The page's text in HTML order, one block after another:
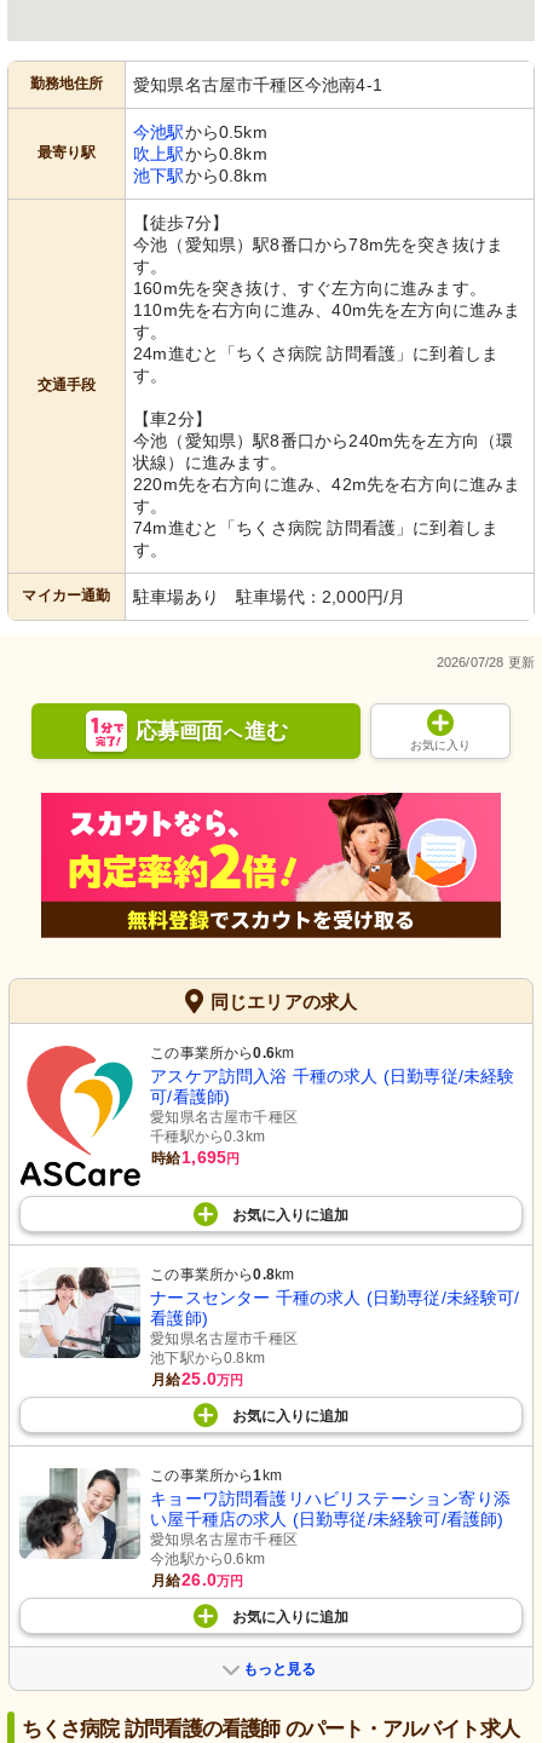
勤務地住所 愛知県名古屋市千種区今池南4-1
最寄り駅
今池駅から0.5km
吹上駅から0.8km
池下駅から0.8km
交通手段
【徒歩7分】
今池（愛知県）駅8番口から78m先を突き抜けま
す。
160m先を突き抜け、すぐ左方向に進みます。
110m先を右方向に進み、40m先を左方向に進みま
す。
24m進むと「ちくさ病院 訪問看護」に到着しま
す。
【車2分】
今池（愛知県）駅8番口から240m先を左方向（環
状線）に進みます。
220m先を右方向に進み、42m先を右方向に進みま
す。
74m進むと「ちくさ病院 訪問看護」に到着しま
す。
マイカー通勤 駐車場あり 駐車場代：2,000円/月
2026/07/28 更新
応募画面へ進む
お気に入り
同じエリアの求人
この事業所から0.6km
アスケア訪問入浴 千種の求人 (日勤専従/未経験
可/看護師)
愛知県名古屋市千種区
千種駅から0.3km
時給1,695円
お気に入り に追加
この事業所から0.8km
ナースセンター 千種の求人 (日勤専従/未経験可/
看護師)
愛知県名古屋市千種区
池下駅から0.8km
月給25.0万円
お気に入り に追加
この事業所から1 km
キョーワ訪問看護リハビリステーション寄り添
い屋千種店の求人 (日勤専従/未経験可/看護師)
愛知県名古屋市千種区
今池駅から0.6km
月給26.0万円
お気に入り に追加
もっと見る
ちくさ病院 訪問看護の看護師 のパート・アルバイト求人